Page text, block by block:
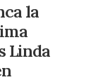
la
Linda